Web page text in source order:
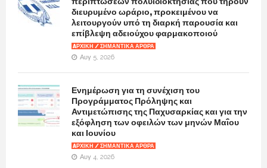
διευρυμένο ωράριο, προκειμένου να
λειτουργούν υπό τη διαρκή παρουσία και
επίβλεψη αδειούχου φαρμακοποιού
AΡΧΙΚΉ / ΣΗΜΑΝΤΙΚΆ ΆΡΘΡΑ
Αυγ 5, 2026
Ενημέρωση για τη συνέχιση του
Προγράμματος Πρόληψης και
Αντιμετώπισης της Παχυσαρκίας και για την
εξόφληση των οφειλών των μηνών Μαΐου
και Ιουνίου
AΡΧΙΚΉ / ΣΗΜΑΝΤΙΚΆ ΆΡΘΡΑ
Αυγ 4, 2026